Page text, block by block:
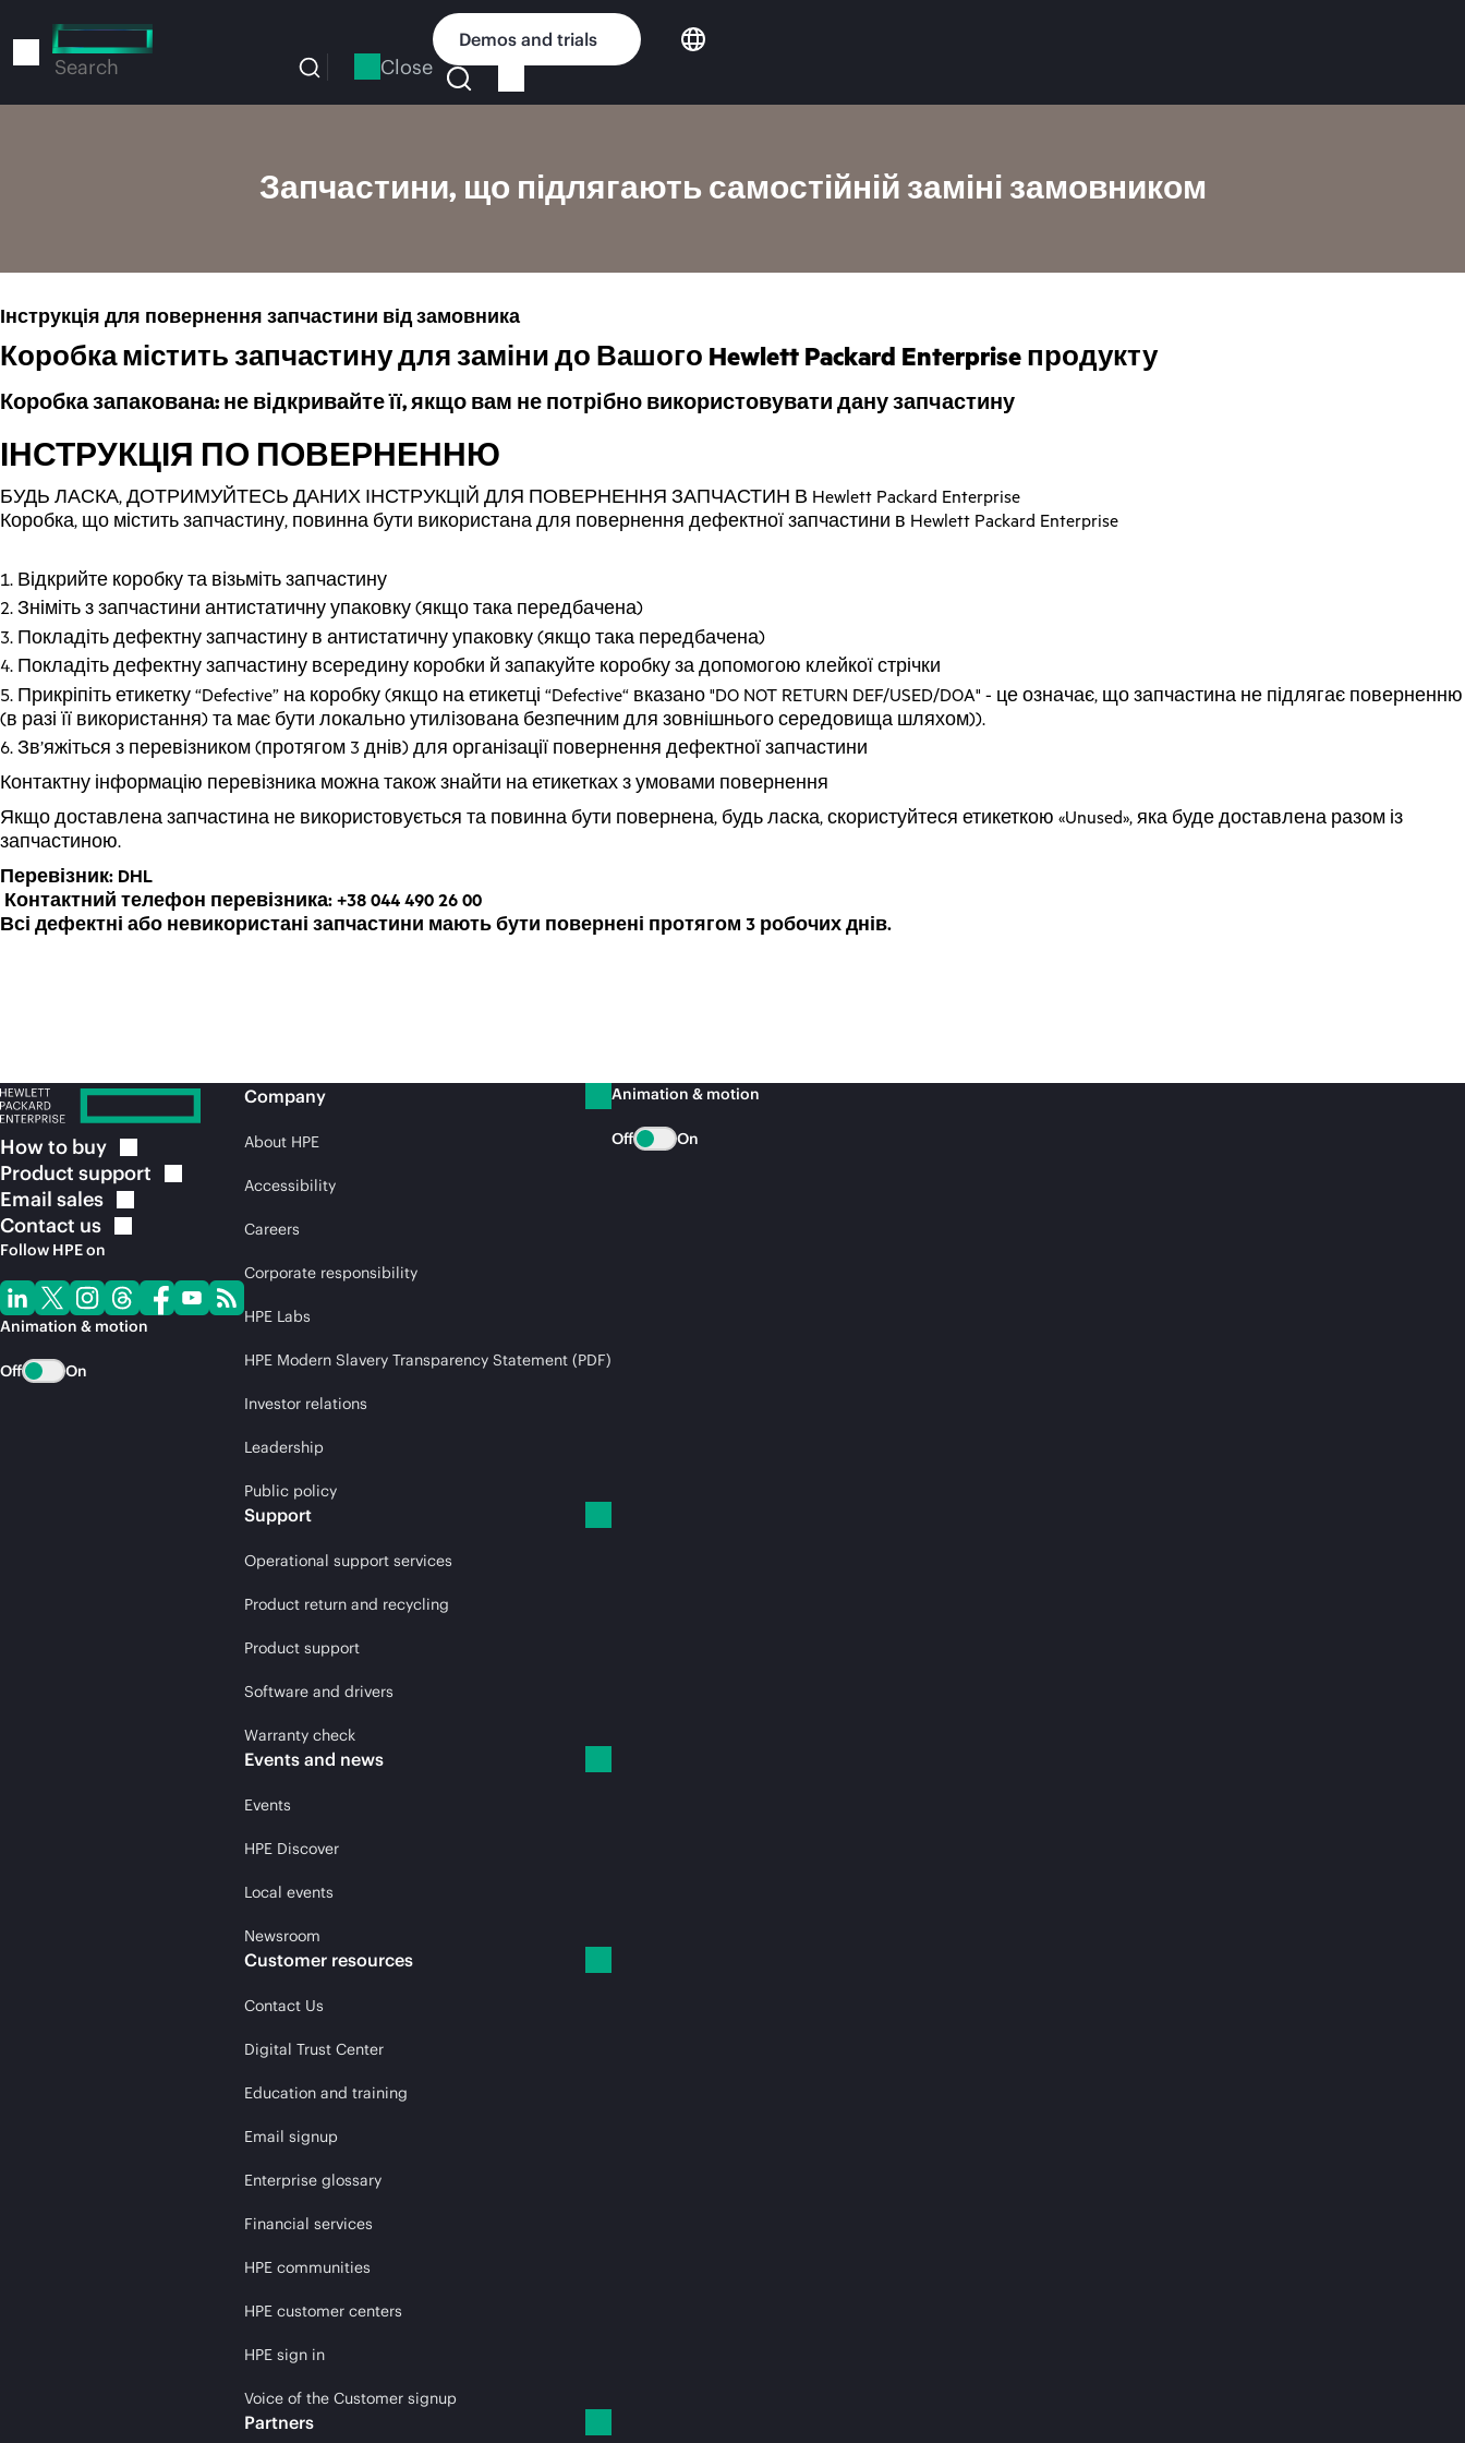
to
Search Close
Demos and trials
Запчастини, що підлягають самостійній заміні замовником
Інструкція для повернення запчастини від замовника
Коробка містить запчастину для заміни до Вашого Hewlett Packard Enterprise продукту
Коробка запакована: не відкривайте її, якщо вам не потрібно використовувати дану запчастину
ІНСТРУКЦІЯ ПО ПОВЕРНЕННЮ
БУДЬ ЛАСКА, ДОТРИМУЙТЕСЬ ДАНИХ ІНСТРУКЦІЙ ДЛЯ ПОВЕРНЕННЯ ЗАПЧАСТИН В Hewlett Packard Enterprise
Коробка, що містить запчастину, повинна бути використана для повернення дефектної запчастини в Hewlett Packard Enterprise
Відкрийте коробку та візьміть запчастину
Зніміть з запчастини антистатичну упаковку (якщо така передбачена)
Покладіть дефектну запчастину в антистатичну упаковку (якщо така передбачена)
Покладіть дефектну запчастину всередину коробки й запакуйте коробку за допомогою клейкої стрічки
Прикріпіть етикетку “Defective” на коробку (якщо на етикетці “Defective“ вказано "DO NOT RETURN DEF/USED/DOA" - це означає, що запчастина не підлягає поверненню
(в разі її використання) та має бути локально утилізована безпечним для зовнішнього середовища шляхом)).
Зв’яжіться з перевізником (протягом 3 днів) для організації повернення дефектної запчастини
Контактну інформацію перевізника можна також знайти на етикетках з умовами повернення
Якщо доставлена запчастина не використовується та повинна бути повернена, будь ласка, скористуйтеся етикеткою «Unused», яка буде доставлена разом із
запчастиною.
Перевізник: DHL
Контактний телефон перевізника: +38 044 490 26 00
Всі дефектні або невикористані запчастини мають бути повернені протягом 3 робочих днів.
How to buy
Product support
Email sales
Contact us
Follow HPE on
Animation & motion
Off On
Company
About HPE
Accessibility
Careers
Corporate responsibility
HPE Labs
HPE Modern Slavery Transparency Statement (PDF)
Investor relations
Leadership
Public policy
Support
Operational support services
Product return and recycling
Product support
Software and drivers
Warranty check
Events and news
Events
HPE Discover
Local events
Newsroom
Customer resources
Contact Us
Digital Trust Center
Education and training
Email signup
Enterprise glossary
Financial services
HPE communities
HPE customer centers
HPE sign in
Voice of the Customer signup
Partners
Animation & motion
Off On